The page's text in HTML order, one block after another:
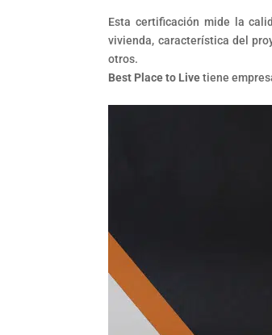
Esta certificación mide la
vivienda, característica del
otros.
Best Place to Livetiene